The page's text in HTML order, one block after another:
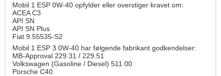
Mobil 1 ESP 0W-40 opfylder eller overstiger kravet om:
ACEA C3
API SN
API SN Plus
Fiat 9.55535-S2
Mobil 1 ESP 3 0W-40 har følgende fabrikant godkendelser:
MB-Approval 229.31 / 229.51
Volkswagen (Gasoline / Diesel) 511 00
Porsche C40